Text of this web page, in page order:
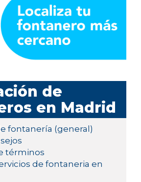
de
en Madrid
fontanería (general)
términos
de fontaneria en